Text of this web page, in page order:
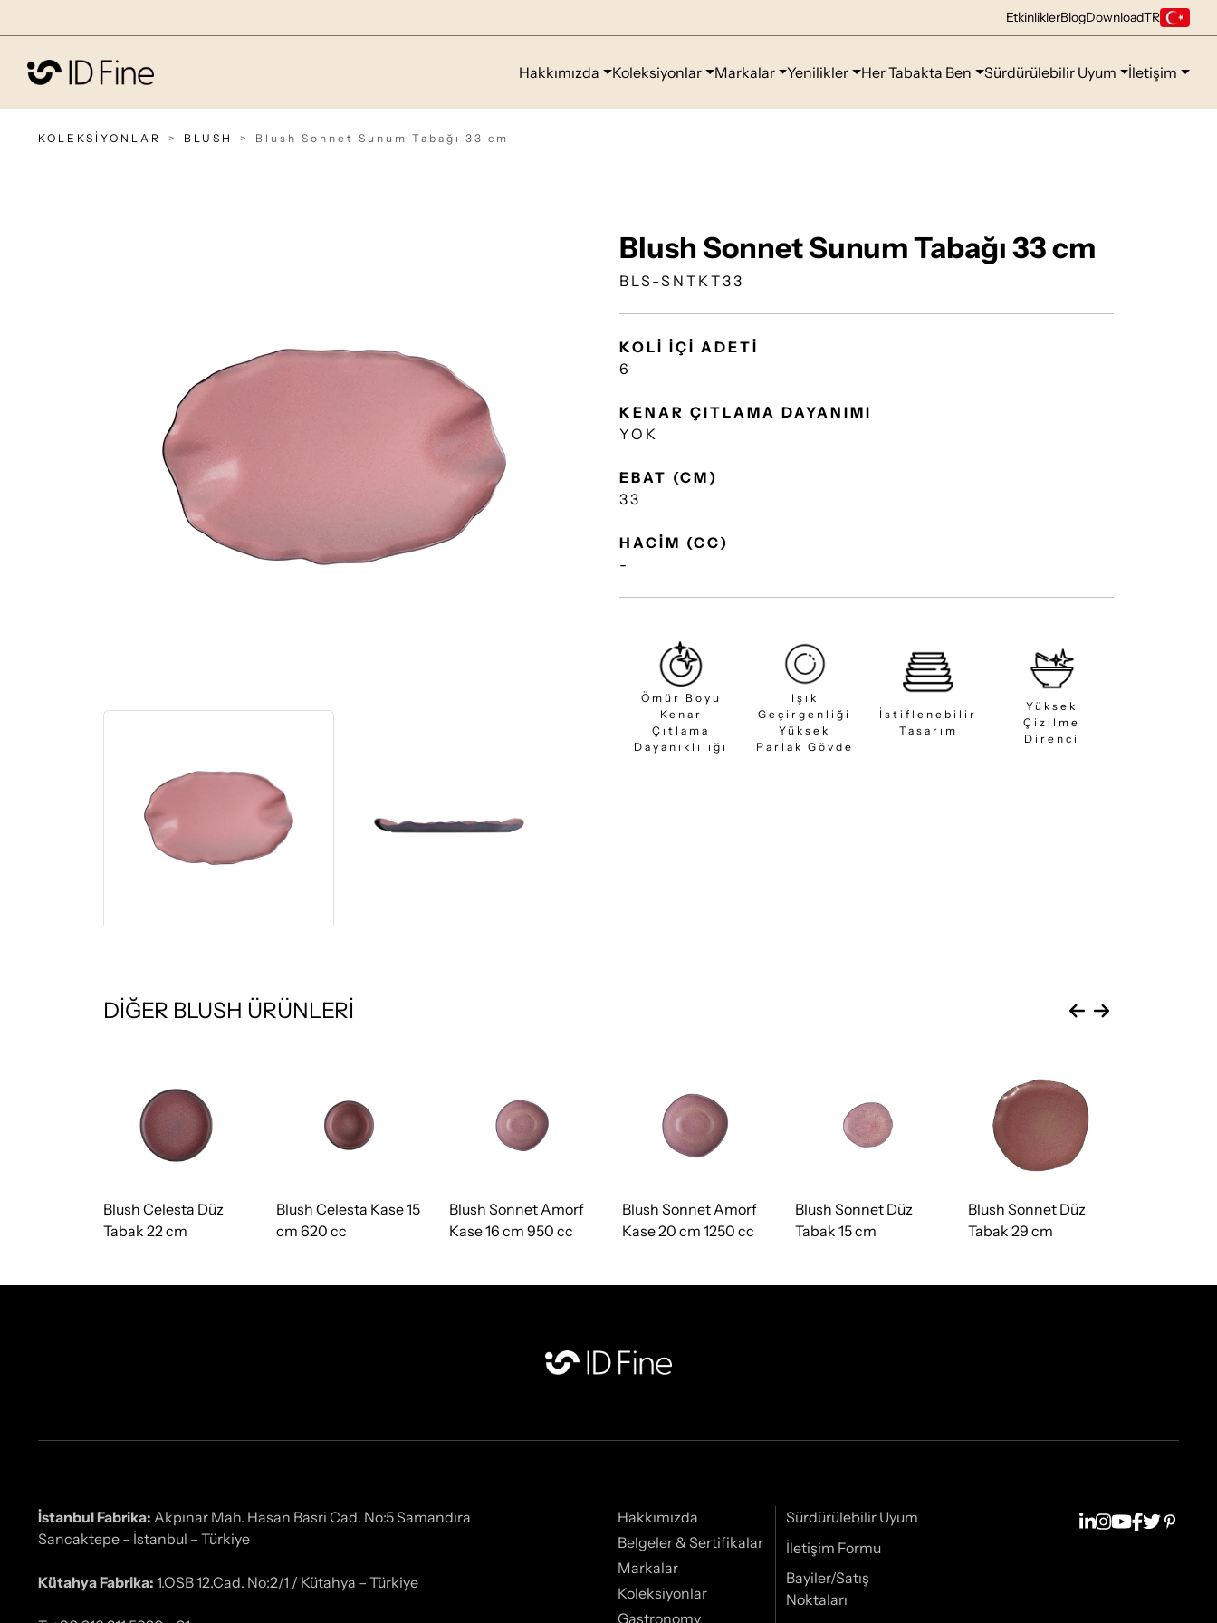
EtkinliklerBlogDownloadTR
Hakkımızda Koleksiyonlar Markalar Yenilikler Her Tabakta Ben Sürdürülebilir Uyum İletişim
KOLEKSİYONLAR BLUSH Blush Sonnet Sunum Tabağı 33 cm
Blush Sonnet Sunum Tabağı 33 cm
BLS-SNTKT33
KOLİ İÇİ ADETİ
6
KENAR ÇITLAMA DAYANIMI
YOK
EBAT (CM)
33
HACİM (CC)
-
Ömür Boyu
Kenar
Çıtlama
Dayanıklılığı
Işık
Geçirgenliği
Yüksek
Parlak Gövde
İstiflenebilir
Tasarım
Yüksek
Çizilme
Direnci
DİĞER BLUSH ÜRÜNLERİ
Blush Celesta Düz
Tabak 22 cm
Blush Celesta Kase 15
cm 620 cc
Blush Sonnet Amorf
Kase 16 cm 950 cc
Blush Sonnet Amorf
Kase 20 cm 1250 cc
Blush Sonnet Düz
Tabak 15 cm
Blush Sonnet Düz
Tabak 29 cm
İstanbul Fabrika: Akpınar Mah. Hasan Basri Cad. No:5 Samandıra
Sancaktepe – İstanbul – Türkiye
Kütahya Fabrika: 1.OSB 12.Cad. No:2/1 / Kütahya – Türkiye
Hakkımızda
Belgeler & Sertifikalar
Markalar
Koleksiyonlar
Gastronomy
Sürdürülebilir Uyum
İletişim Formu
Bayiler/Satış
Noktaları